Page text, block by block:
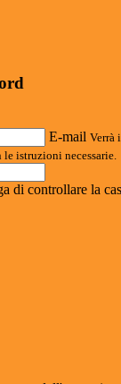
E-mail Verrà
istruzioni necessarie.
di controllare la